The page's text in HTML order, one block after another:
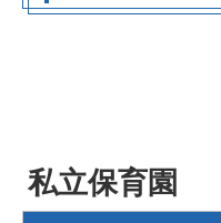
私立保育園